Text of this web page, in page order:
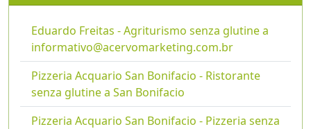
Eduardo Freitas - Agriturismo senza glutine a
informativo@acervomarketing.com.br
Pizzeria Acquario San Bonifacio - Ristorante
senza glutine a San Bonifacio
Pizzeria Acquario San Bonifacio - Pizzeria senza